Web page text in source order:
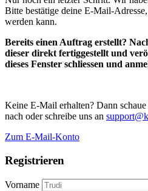
Bitte bestätige deine E-Mail-
werden kann.
Bereits einen Auftrag erstellt?
dieser direkt fertiggestellt und
dieses Fenster schliessen und
Keine E-Mail erhalten? Dann
nach oder schreibe uns an
Zum E-Mail-Konto
Registrieren
Vorname